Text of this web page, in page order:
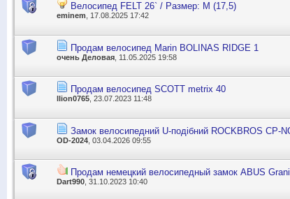
Велосипед FELT 26` / Размер: М (17,5)
eminem, 17.08.2025 17:42
Продам велосипед Marin BOLINAS RIDGE 1
очень Деловая , 11.05.2025 19:58
Продам велосипед SCOTT metrix 40
llion0765 , 23.07.2023 11:48
Замок велосипедний U-подібний ROCKBROS CP-
OD-2024 , 03.04.2026 09:55
Продам немецкий велосипедный замок ABUS
Dart990 , 31.10.2023 10:40